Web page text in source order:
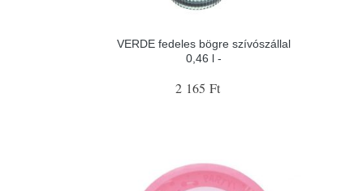
VERDE fedeles bögre szívószállal
0,46 l -
2 165 Ft